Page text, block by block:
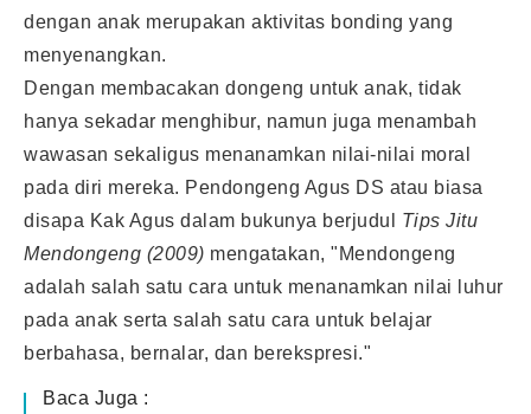
dengan anak merupakan aktivitas bonding yang
menyenangkan.
Dengan membacakan dongeng untuk anak, tidak
hanya sekadar menghibur, namun juga menambah
wawasan sekaligus menanamkan nilai-nilai moral
pada diri mereka. Pendongeng Agus DS atau biasa
disapa Kak Agus dalam bukunya berjudul Tips Jitu
Mendongeng (2009) mengatakan, "Mendongeng
adalah salah satu cara untuk menanamkan nilai luhur
pada anak serta salah satu cara untuk belajar
berbahasa, bernalar, dan berekspresi."
Baca Juga :